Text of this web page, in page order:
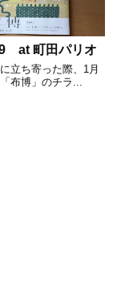
布博 2019 at 町田パリオ
立ち寄った際、1月
布博」のチラ...